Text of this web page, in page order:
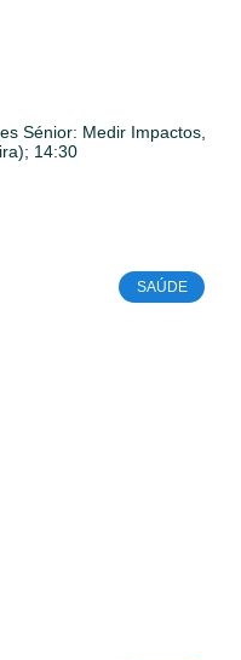
Sénior: Medir Impactos,
14:30
SAÚDE